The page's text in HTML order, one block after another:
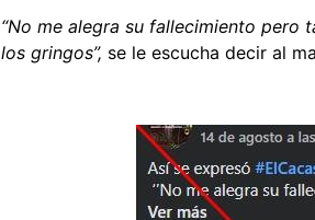
“No me alegra su fallecimiento pero
los gringos”, se le escucha decir al